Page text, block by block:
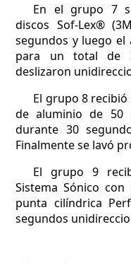
En el grupo 7
discos Sof-Lex®
segundos y luego
para un total de
deslizaron
El grupo 8
de aluminio de 50
durante 30
Finalmente se lavó
El grupo 9
Sistema Sónico
punta cilíndrica
segundos